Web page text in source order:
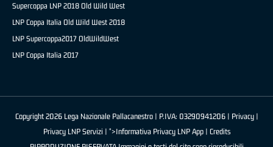
Supercoppa LNP 2018 Old Wild West
LNP Coppa Italia Old Wild West 2018
LNP Supercoppa2017 OldWildWest
LNP Coppa Italia 2017
Copyright 2026 Lega Nazionale Pallacanestro | P.IVA: 03290941206 | Privacy|
Privacy LNP Servizi | ">Informativa Privacy LNP App | Credits